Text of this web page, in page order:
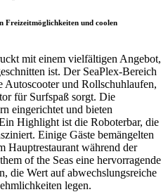
Freizeitmöglichkeiten und coolen
mit einem vielfältigen Angebot,
ist. Der SeaPlex-Bereich
Autoscooter und Rollschuhlaufen,
für Surfspaß sorgt. Die
eingerichtet und bieten
Highlight ist die Roboterbar, die
Einige Gäste bemängelten
Hauptrestaurant während der
of the Seas eine hervorragende
die Wert auf abwechslungsreiche
legen.